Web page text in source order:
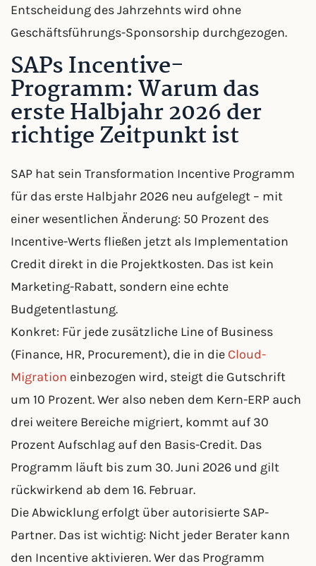
Entscheidung des Jahrzehnts wird ohne
Geschäftsführungs-Sponsorship durchgezogen.
SAPs Incentive-
Programm: Warum das
erste Halbjahr 2026 der
richtige Zeitpunkt ist
SAP hat sein Transformation Incentive Programm
für das erste Halbjahr 2026 neu aufgelegt – mit
einer wesentlichen Änderung: 50 Prozent des
Incentive-Werts fließen jetzt als Implementation
Credit direkt in die Projektkosten. Das ist kein
Marketing-Rabatt, sondern eine echte
Budgetentlastung.
Konkret: Für jede zusätzliche Line of Business
(Finance, HR, Procurement), die in die Cloud-
Migration einbezogen wird, steigt die Gutschrift
um 10 Prozent. Wer also neben dem Kern-ERP auch
drei weitere Bereiche migriert, kommt auf 30
Prozent Aufschlag auf den Basis-Credit. Das
Programm läuft bis zum 30. Juni 2026 und gilt
rückwirkend ab dem 16. Februar.
Die Abwicklung erfolgt über autorisierte SAP-
Partner. Das ist wichtig: Nicht jeder Berater kann
den Incentive aktivieren. Wer das Programm